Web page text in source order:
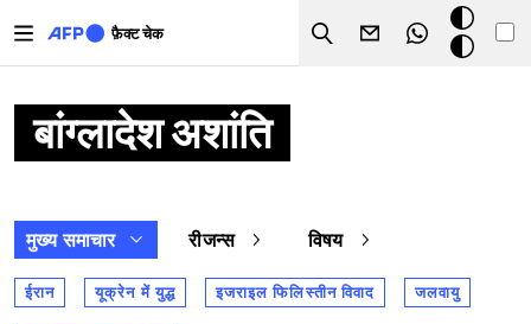
फ़ैक्ट चेक
Search
डार्क
मोड
बांग्लादेश अशांति
मुख्य समाचार रीजन्स विषय
ईरान यूक्रेन में युद्ध इजराइल फिलिस्तीन विवाद जलवायु